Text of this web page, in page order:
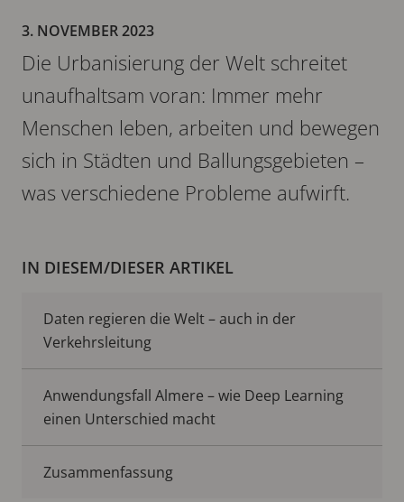
3. NOVEMBER 2023
Die Urbanisierung der Welt schreitet
unaufhaltsam voran: Immer mehr
Menschen leben, arbeiten und bewegen
sich in Städten und Ballungsgebieten –
was verschiedene Probleme aufwirft.
IN DIESEM/DIESER ARTIKEL
Daten regieren die Welt – auch in der
Verkehrsleitung
Anwendungsfall Almere – wie Deep Learning
einen Unterschied macht
Zusammenfassung